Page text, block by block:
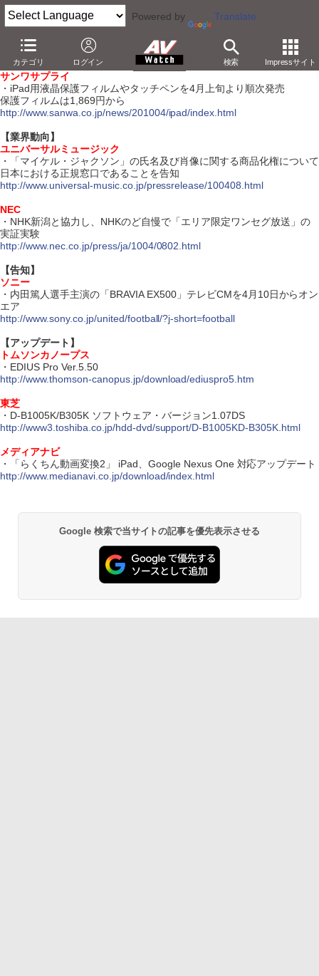
Powered by Translate
カテゴリ ログイン 検索 Impressサイト
【4月9日】
【ハードウェア】
サンワサプライ
・iPad用液晶保護フィルムやタッチペンを4月上旬より順次発売
保護フィルムは1,869円から
http://www.sanwa.co.jp/news/201004/ipad/index.html
【業界動向】
ユニバーサルミュージック
・「マイケル・ジャクソン」の氏名及び肖像に関する商品化権について
日本における正規窓口であることを告知
http://www.universal-music.co.jp/pressrelease/100408.html
NEC
・NHK新潟と協力し、NHKのど自慢で「エリア限定ワンセグ放送」の
実証実験
http://www.nec.co.jp/press/ja/1004/0802.html
【告知】
ソニー
・内田篤人選手主演の「BRAVIA EX500」テレビCMを4月10日からオン
エア
http://www.sony.co.jp/united/football/?j-short=football
【アップデート】
トムソンカノープス
・EDIUS Pro Ver.5.50
http://www.thomson-canopus.jp/download/ediuspro5.htm
東芝
・D-B1005K/B305K ソフトウェア・バージョン1.07DS
http://www3.toshiba.co.jp/hdd-dvd/support/D-B1005KD-B305K.html
メディアナビ
・「らくちん動画変換2」 iPad、Google Nexus One 対応アップデート
http://www.medianavi.co.jp/download/index.html
Google 検索で当サイトの記事を優先表示させる